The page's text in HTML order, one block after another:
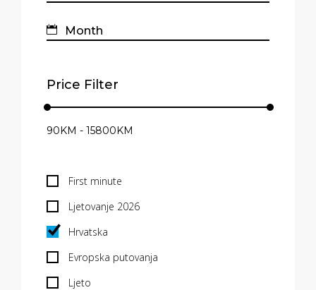
Price Filter
First minute
Ljetovanje 2026
Hrvatska
Evropska putovanja
Ljeto